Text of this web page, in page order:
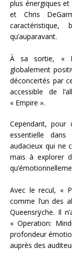
plus énergiques
et Chris
qu’auparavant.
À sa sortie, «
globalement
déconcertés par
accessible de
« Empire ».
Cependant, pour
essentielle
audacieux qui ne
mais à explorer
Avec le recul, «
comme l’un des
Queensrÿche. Il
« Operation:
profondeur
auprès des